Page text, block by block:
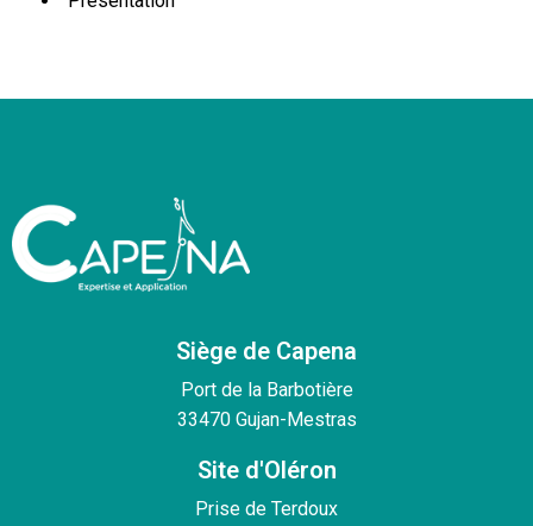
Siège de Capena
Port de la Barbotière
33470 Gujan-Mestras
Site d'Oléron
Prise de Terdoux